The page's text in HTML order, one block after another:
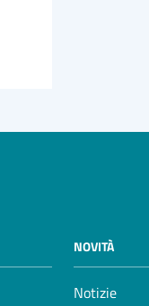
NOVITÀ
Notizie